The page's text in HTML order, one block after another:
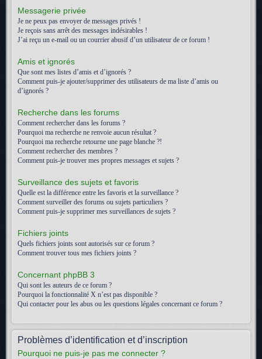
Messagerie privée
Je ne peux pas envoyer de messages privés !
Je reçois sans arrêt des messages indésirables !
J’ai reçu un e-mail ou un courrier abusif d’un utilisateur de ce forum !
Amis et ignorés
Que sont mes listes d’amis et d’ignorés ?
Comment puis-je ajouter/supprimer des utilisateurs de ma liste d’amis ou
d’ignorés ?
Recherche dans les forums
Comment rechercher dans les forums ?
Pourquoi ma recherche ne renvoie aucun résultat ?
Pourquoi ma recherche retourne une page blanche ?!
Comment rechercher des membres ?
Comment puis-je trouver mes propres messages et sujets ?
Surveillance des sujets et favoris
Quelle est la différence entre les favoris et la surveillance ?
Comment surveiller des forums ou sujets particuliers ?
Comment puis-je supprimer mes surveillances de sujets ?
Fichiers joints
Quels fichiers joints sont autorisés sur ce forum ?
Comment trouver tous mes fichiers joints ?
Concernant phpBB 3
Qui sont les auteurs de ce forum ?
Pourquoi la fonctionnalité X n’est pas disponible ?
Qui contacter pour les abus ou les questions légales concernant ce forum ?
Problèmes d’identification et d’inscription
Pourquoi ne puis-je pas me connecter ?